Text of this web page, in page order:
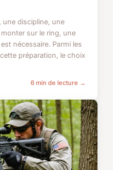
discipline, une
sur le ring, une
nécessaire. Parmi les
préparation, le choix
6 min de lecture →